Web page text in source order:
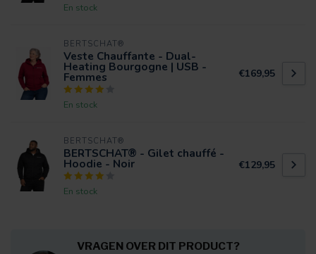
En stock
BERTSCHAT®
Veste Chauffante - Dual-
Heating Bourgogne | USB -
Femmes
En stock
€169,95
BERTSCHAT®
BERTSCHAT® - Gilet chauffé -
Hoodie - Noir
En stock
€129,95
VRAGEN OVER DIT PRODUCT?